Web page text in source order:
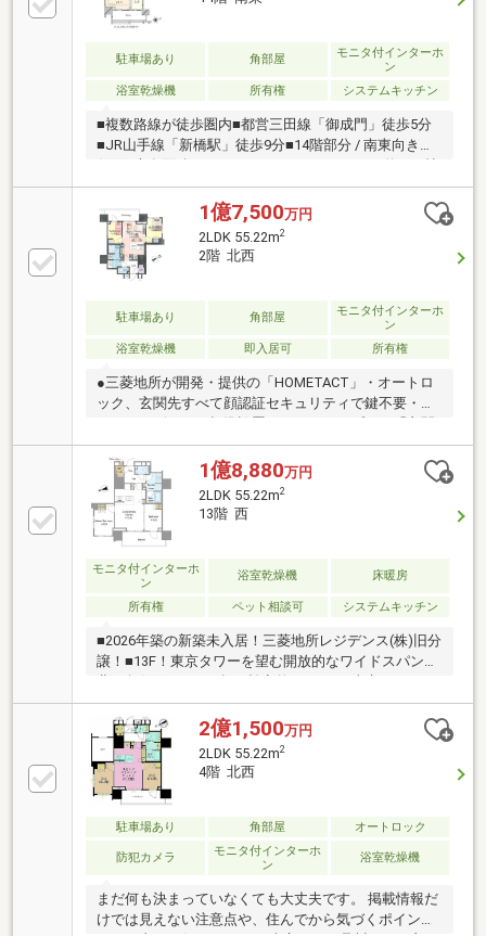
日常を快適にする設備・内廊下設計でホテルライクな
安心感
駐車場あり 角部屋
モニタ付インターホ
ン
浴室乾燥機
所有権 システムキッチン
■複数路線が徒歩圏内■都営三田線「御成門」徒歩5分
■JR山手線「新橋駅」徒歩9分■14階部分 / 南東向き角
住戸■専有面積：57.27m2■2LDK + WIC＋SIC■約13.1帖
の広々としたLDK■2026年1月築■分譲会社：三菱地所
レジデンス(株)■施工会社：木内建設(株)■管理会社：
三菱地所コミュニティ(株)■顔認証セキュリティによる
施錠・通過
1億7,500万円
2LDK 55.22m2
2階 北西
駐車場あり 角部屋
モニタ付インターホ
ン
浴室乾燥機
即入居可 所有権
●三菱地所が開発・提供の「HOMETACT」・オートロ
ック、玄関先すべて顔認証セキュリティで鍵不要・ス
マートスピーカー標準設置・スマホのアプリで「玄関
鍵の施解錠」「お風呂のお湯張」「エアコン
ON/OFF」「照明のON/OFF」「カーテンの自動開閉」
「お手持ちの機器とも連携可能」●玄関先に各戸個別
宅配ボックス設置●共用部分に食配用宅配ボックス設
置●内廊下設計●「御成門」「大門」「新橋」「汐留」
4駅が10分圏内の好立地〇新築未入居〇西北角住戸〇
バルコニー側が敷地内駐車場のため、開放感あり〇天
井高2650mm、バルコニー幅1800mmのゆとりある住
戸空間
1億8,880万円
2LDK 55.22m2
13階 西
モニタ付インターホ
ン
浴室乾燥機 床暖房
所有権 ペット相談可 システムキッチン
■2026年築の新築未入居！三菱地所レジデンス(株)旧分
譲！■13F！東京タワーを望む開放的なワイドスパンの
北西角住戸！■55㎡超の効率的な2LDK！東京タワー・
スカイツリーも望める眺望！■効率的で使いやすいカ
ウンターオープンキッチン！■ディスポーザー・食洗
機・ビルトインエアコン・床暖房等の充実した仕様設
備！■御成門駅徒歩4分・新橋駅徒歩9分など4駅9路線
が利用可！＜その他の特長＞・2層吹き抜けのエント
ランスホールや敷地内前庭の緑が享受できるラウン
ジ！・戸別宅配ボックスを全戸に採用！・全室天井高
2.65m！通風・採光に優れた全戸角住戸！
2億1,500万円
2LDK 55.22m2
4階 北西
駐車場あり 角部屋 オートロック
防犯カメラ
モニタ付インターホ
ン
浴室乾燥機
まだ何も決まっていなくても大丈夫です。 掲載情報だ
けでは見えない注意点や、住んでから気づくポイント